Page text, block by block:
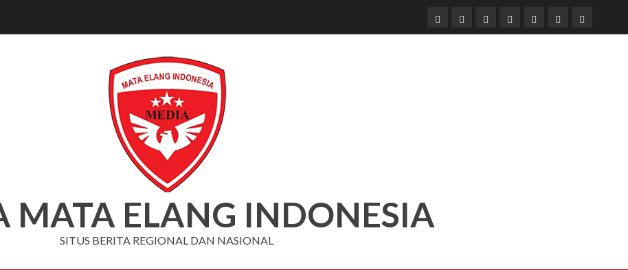
BerandaNasionalDaerahHukum
dan
Pendidikan
Box
Redaksi
Iklan
MATA ELANG INDONESIA
SITUS BERITA REGIONAL DAN NASIONAL